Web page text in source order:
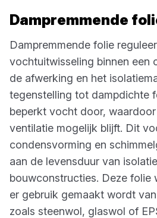
Dampremmende
Dampremmende folie
vochtuitwisseling binnen een
de afwerking en het
tegenstelling tot dampdichte
beperkt vocht door,
ventilatie mogelijk blijft. Dit
condensvorming en
aan de levensduur van
bouwconstructies. Deze folie
er gebruik gemaakt wordt
zoals steenwol, glaswol of